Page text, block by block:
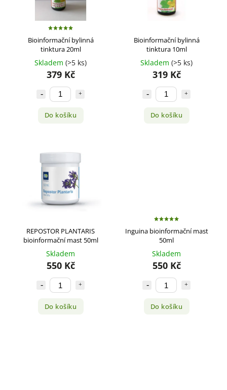
Bioinformační bylinná
tinktura 20ml
Skladem (>5 ks)
379 Kč
Do košíku
Bioinformační bylinná
tinktura 10ml
Skladem (>5 ks)
319 Kč
Do košíku
REPOSTOR PLANTARIS
bioinformační mast 50ml
Skladem
550 Kč
Do košíku
Inguina bioinformační mast
50ml
Skladem
550 Kč
Do košíku